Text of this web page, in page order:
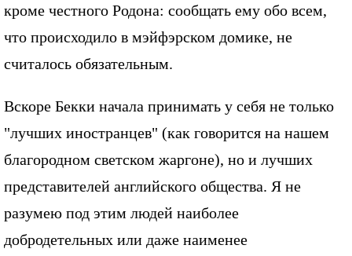
кроме честного Родона: сообщать ему обо всем,
что происходило в мэйфэрском домике, не
считалось обязательным.
Вскоре Бекки начала принимать у себя не только
"лучших иностранцев" (как говорится на нашем
благородном светском жаргоне), но и лучших
представителей английского общества. Я не
разумею под этим людей наиболее
добродетельных или даже наименее